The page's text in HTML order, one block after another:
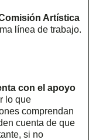
Artística
línea de trabajo.
con el apoyo
lo que
comprendan
cuenta de que
si no